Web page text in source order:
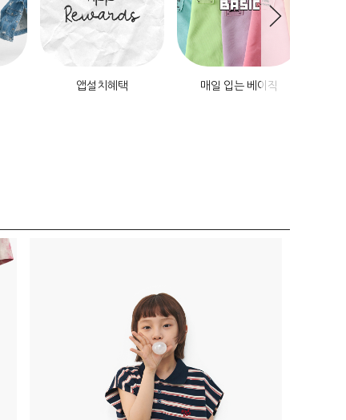
앱설치혜택 매일 입는 베이직